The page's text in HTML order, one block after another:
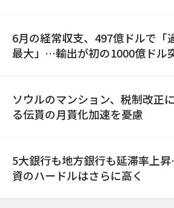
6月の経常収支、497億ドルで「
最大」…輸出が初の1000億ドル
ソウルのマンション、税制改正
る伝貰の月貰化加速を憂慮
5大銀行も地方銀行も延滞率上
資のハードルはさらに高く